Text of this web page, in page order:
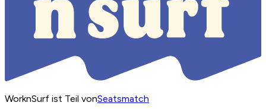
WorknSurf ist Teil vonSeatsmatch